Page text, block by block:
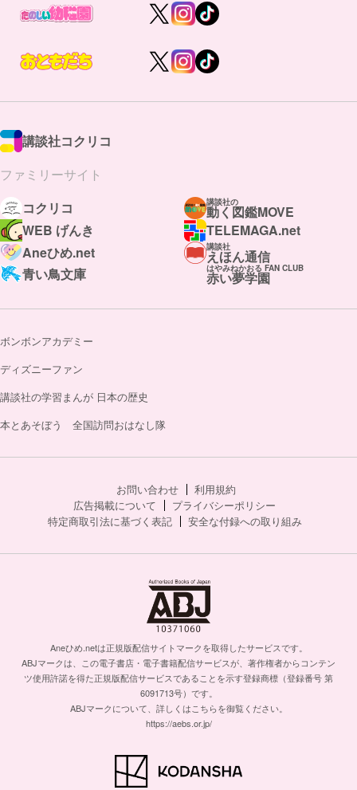
講談社コクリコ
ファミリーサイト
コクリコ
講談社の
動く図鑑MOVE
WEB げんき
TELEMAGA.net
Aneひめ.net
講談社
えほん通信
青い鳥文庫
はやみねかおる FAN CLUB
赤い夢学園
ボンボンアカデミー
ディズニーファン
講談社の学習まんが 日本の歴史
本とあそぼう 全国訪問おはなし隊
お問い合わせ
利用規約
広告掲載について
プライバシーポリシー
特定商取引法に基づく表記
安全な付録への取り組み
Aneひめ.netは正規版配信サイトマークを取得したサービスです。
ABJマークは、この電子書店・電子書籍配信サービスが、著作権者からコンテン
ツ使用許諾を得た正規版配信サービスであることを示す登録商標（登録番号 第
6091713号）です。
ABJマークについて、詳しくはこちらを御覧ください。
https://aebs.or.jp/